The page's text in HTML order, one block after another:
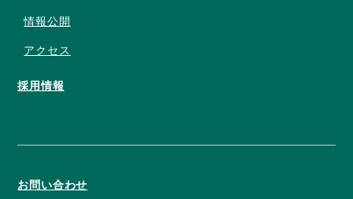
情報公開
アクセス
採用情報
お問い合わせ